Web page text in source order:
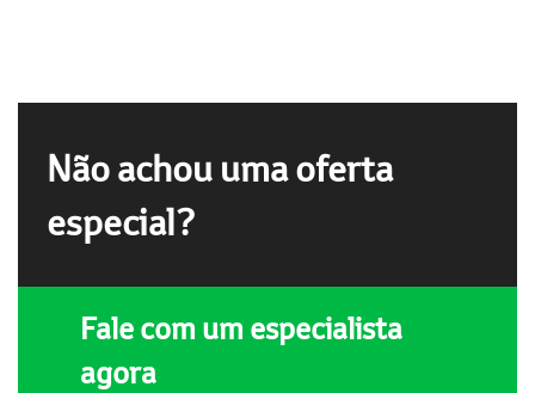
Não achou uma oferta
especial?
Fale com um especialista
agora